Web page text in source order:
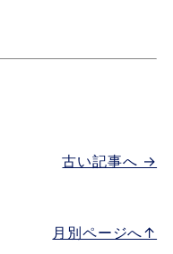
古い記事へ →
月別ページへ↑